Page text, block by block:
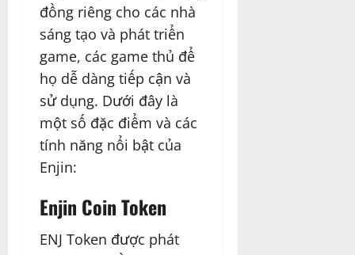
đồng riêng cho các nhà
sáng tạo và phát triển
game, các game thủ để
họ dễ dàng tiếp cận và
sử dụng. Dưới đây là
một số đặc điểm và các
tính năng nổi bật của
Enjin:
Enjin Coin Token
ENJ Token được phát